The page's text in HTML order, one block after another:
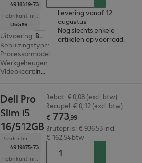
4918319-73
Fabrikant-nr.:
D6GXR
Uitvoering:
België (Nederlands)
Behuizingstype: Micro housing
Processormodel:
Werkgeheugen:
Videokaart: Intel Graphics
Levering vanaf 12.
augustus
Nog slechts enkele
artikelen op voorraad.
Dell Pro
Slim i5
16/512GB
Productnr.:
4919875-73
Fabrikant-nr.:
Bebat: € 0,08 (excl. btw)
Recupel: € 0,12 (excl. btw)
€ 773,99
Brutoprijs: € 936,53 incl.
€ 162,54 btw